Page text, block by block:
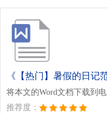
《【热门】暑假的日记
将本文的Word文档下载到
推荐度：